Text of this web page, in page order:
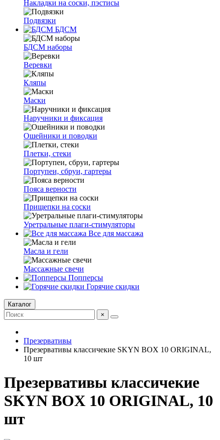
Накладки на соски, пэстисы
Подвязки
БДСМ
БДСМ наборы
Веревки
Кляпы
Маски
Наручники и фиксация
Ошейники и поводки
Плетки, стеки
Портупеи, сбруи, гартеры
Пояса верности
Прищепки на соски
Уретральные плаги-стимуляторы
Все для массажа
Масла и гели
Массажные свечи
Попперсы
Горячие скидки
Каталог
×
Презервативы
Презервативы классичекие SKYN BOX 10 ORIGINAL,
10 шт
Презервативы классичекие
SKYN BOX 10 ORIGINAL, 10
шт